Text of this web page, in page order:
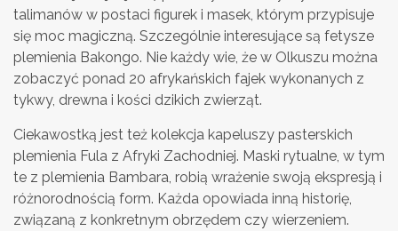
talimanów w postaci figurek i masek, którym przypisuje
się moc magiczną. Szczególnie interesujące są fetysze
plemienia Bakongo. Nie każdy wie, że w Olkuszu można
zobaczyć ponad 20 afrykańskich fajek wykonanych z
tykwy, drewna i kości dzikich zwierząt.
Ciekawostką jest też kolekcja kapeluszy pasterskich
plemienia Fula z Afryki Zachodniej. Maski rytualne, w tym
te z plemienia Bambara, robią wrażenie swoją ekspresją i
różnorodnością form. Każda opowiada inną historię,
związaną z konkretnym obrzędem czy wierzeniem.